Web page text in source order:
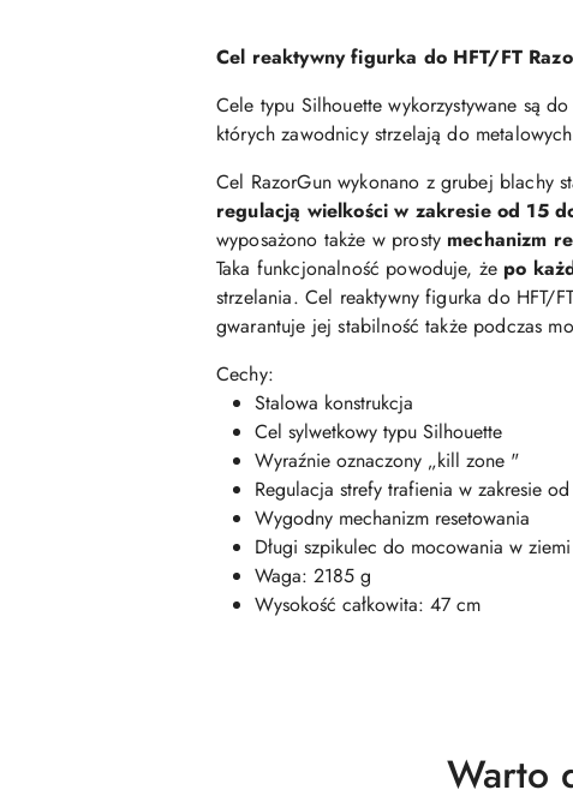
Cel reaktywny figurka do HFT/FT
Cele typu Silhouette wykorzystywane są
których zawodnicy strzelają do
Cel RazorGun wykonano z grubej blachy
regulacją wielkości w zakresie od 15
wyposażono także w prosty mechanizm
Taka funkcjonalność powoduje, że po
strzelania. Cel reaktywny figurka do HFT/
gwarantuje jej stabilność także podczas
Cechy:
Stalowa konstrukcja
Cel sylwetkowy typu Silhouette
Wyraźnie oznaczony „kill zone "
Regulacja strefy trafienia w zakresie
Wygodny mechanizm resetowania
Długi szpikulec do mocowania w ziemi
Waga: 2185 g
Wysokość całkowita: 47 cm
Warto